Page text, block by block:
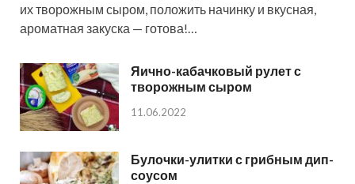
их творожным сыром, положить начинку и вкусная,
ароматная закуска — готова!…
Яично-кабачковый рулет с
творожным сыром
11.06.2022
Булочки-улитки с грибным дип-
соусом